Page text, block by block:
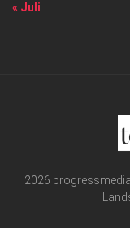
« Juli
2026